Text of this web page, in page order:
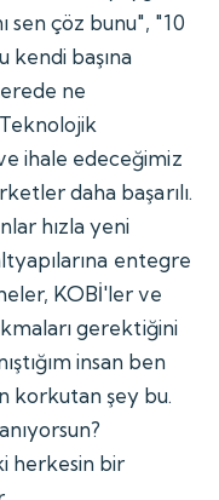
sen çöz bunu", "10
kendi başına
ne
ihale edeceğimiz
daha başarılı.
hızla yeni
entegre
KOBİ'ler ve
gerektiğini
insan ben
korkutan şey bu.
herkesin bir